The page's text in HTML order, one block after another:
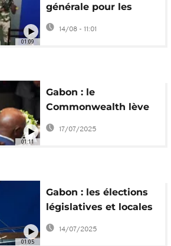
01:09
générale pour les
putschistes, dont ceux
de 2019
14/08 - 11:01
01:11
Gabon : le
Commonwealth lève
sa suspension
partielle après 22 mois
17/07/2025
01:05
Gabon : les élections
législatives et locales
prévues le 27
septembre 2025
14/07/2025